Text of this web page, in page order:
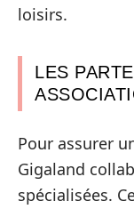
loisirs.
LES
Pour assurer
Gigaland
spécialisées.